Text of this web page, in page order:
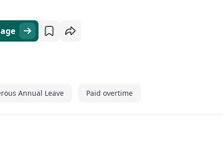
Annual Leave Paid overtime